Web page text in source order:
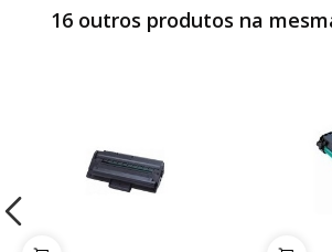
16 outros produtos na